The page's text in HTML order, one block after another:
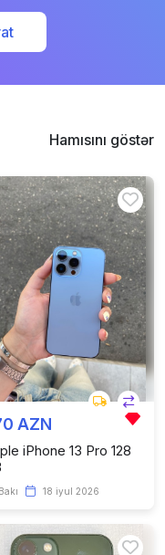
Hamısını göstər
AZN
iPhone 13 Pro 128
Bakı 18 iyul 2026